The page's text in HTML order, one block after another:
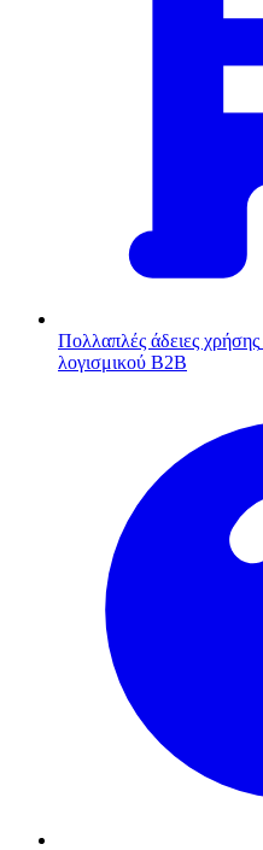
Πολλαπλές άδειες χρήσης
λογισμικού B2B